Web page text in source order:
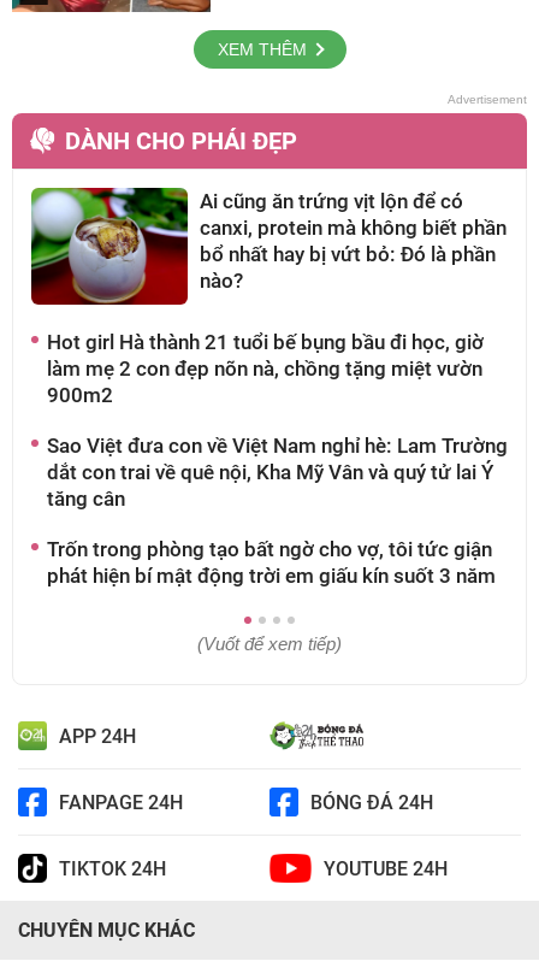
XEM THÊM
DÀNH CHO PHÁI ĐẸP
Ai cũng ăn trứng vịt lộn để có
canxi, protein mà không biết phần
bổ nhất hay bị vứt bỏ: Đó là phần
nào?
Hot girl Hà thành 21 tuổi bế bụng bầu đi học, giờ
làm mẹ 2 con đẹp nõn nà, chồng tặng miệt vườn
900m2
Sao Việt đưa con về Việt Nam nghỉ hè: Lam Trường
dắt con trai về quê nội, Kha Mỹ Vân và quý tử lai Ý
tăng cân
Trốn trong phòng tạo bất ngờ cho vợ, tôi tức giận
phát hiện bí mật động trời em giấu kín suốt 3 năm
(Vuốt để xem tiếp)
APP 24H
FANPAGE 24H BÓNG ĐÁ 24H
TIKTOK 24H YOUTUBE 24H
CHUYÊN MỤC KHÁC